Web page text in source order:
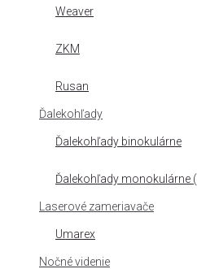
Weaver
ZKM
Rusan
Ďalekohľady
Ďalekohľady binokulárne
Ďalekohľady monokulárne
Laserové zameriavače
Umarex
Nočné videnie